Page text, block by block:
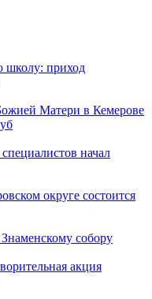
школу: приход
Матери в Кемерове
начал
округе состоится
собору
акция